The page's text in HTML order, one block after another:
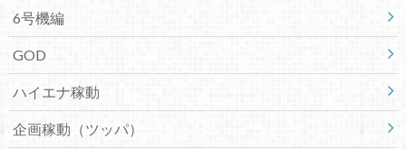
6号機編
GOD
ハイエナ稼動
企画稼動（ツッパ）